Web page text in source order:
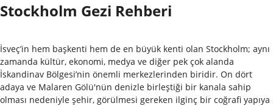
Stockholm Gezi Rehberi
İsveç’in hem başkenti hem de en büyük kenti olan Stockholm; aynı
zamanda kültür, ekonomi, medya ve diğer pek çok alanda
İskandinav Bölgesi’nin önemli merkezlerinden biridir. On dört
adaya ve Malaren Gölü'nün denizle birleştiği bir kanala sahip
olması nedeniyle şehir, görülmesi gereken ilginç bir coğrafi yapıya